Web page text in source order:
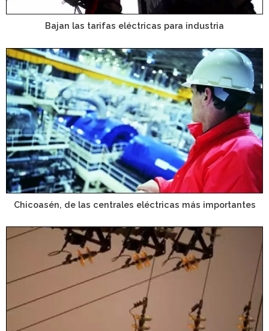
Bajan las tarifas eléctricas para industria
Chicoasén, de las centrales eléctricas más importantes